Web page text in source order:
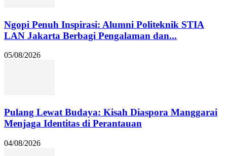
Ngopi Penuh Inspirasi: Alumni Politeknik STIA
LAN Jakarta Berbagi Pengalaman dan...
05/08/2026
Pulang Lewat Budaya: Kisah Diaspora Manggarai
Menjaga Identitas di Perantauan
04/08/2026